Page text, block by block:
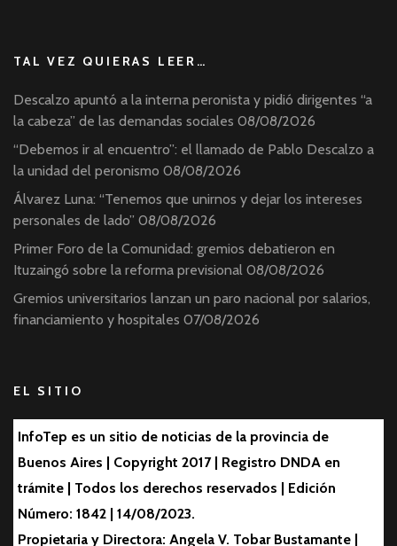
TAL VEZ QUIERAS LEER…
Descalzo apuntó a la interna peronista y pidió dirigentes “a
la cabeza” de las demandas sociales 08/08/2026
“Debemos ir al encuentro”: el llamado de Pablo Descalzo a
la unidad del peronismo 08/08/2026
Álvarez Luna: “Tenemos que unirnos y dejar los intereses
personales de lado” 08/08/2026
Primer Foro de la Comunidad: gremios debatieron en
Ituzaingó sobre la reforma previsional 08/08/2026
Gremios universitarios lanzan un paro nacional por salarios,
financiamiento y hospitales 07/08/2026
EL SITIO
InfoTep es un sitio de noticias de la provincia de
Buenos Aires | Copyright 2017 | Registro DNDA en
trámite | Todos los derechos reservados | Edición
Número: 1842 | 14/08/2023.
Propietaria y Directora: Angela V. Tobar Bustamante |